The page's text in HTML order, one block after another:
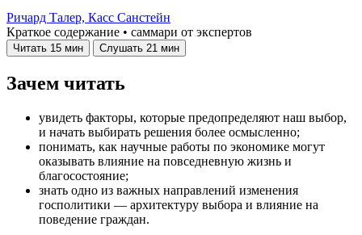
Ричард Талер, Касс Санстейн
Краткое содержание • саммари от экспертов
Читать 15 мин Слушать 21 мин
Зачем читать
увидеть факторы, которые предопределяют наш выбор,
и начать выбирать решения более осмысленно;
понимать, как научные работы по экономике могут
оказывать влияние на повседневную жизнь и
благосостояние;
знать одно из важных направлений изменения
госполитики — архитектуру выбора и влияние на
поведение граждан.